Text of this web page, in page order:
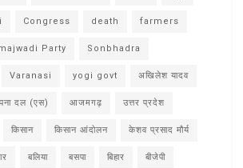
Congress death farmers
Party Sonbhadra
Varanasi yogi govt अखिलेश यादव
दल (एस) आजमगढ़ उत्तर प्रदेश
किसान किसान आंदोलन केशव प्रसाद मौर्य
बलिया बसपा बिहार बीजेपी